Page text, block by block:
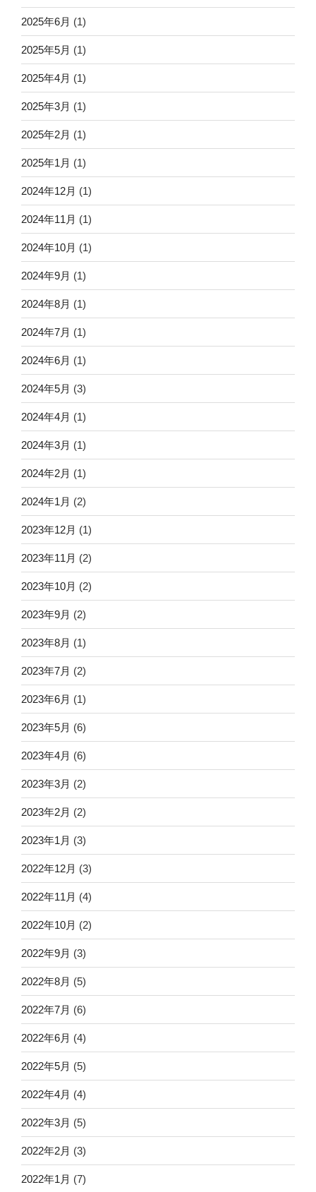
2025年6月 (1)
2025年5月 (1)
2025年4月 (1)
2025年3月 (1)
2025年2月 (1)
2025年1月 (1)
2024年12月 (1)
2024年11月 (1)
2024年10月 (1)
2024年9月 (1)
2024年8月 (1)
2024年7月 (1)
2024年6月 (1)
2024年5月 (3)
2024年4月 (1)
2024年3月 (1)
2024年2月 (1)
2024年1月 (2)
2023年12月 (1)
2023年11月 (2)
2023年10月 (2)
2023年9月 (2)
2023年8月 (1)
2023年7月 (2)
2023年6月 (1)
2023年5月 (6)
2023年4月 (6)
2023年3月 (2)
2023年2月 (2)
2023年1月 (3)
2022年12月 (3)
2022年11月 (4)
2022年10月 (2)
2022年9月 (3)
2022年8月 (5)
2022年7月 (6)
2022年6月 (4)
2022年5月 (5)
2022年4月 (4)
2022年3月 (5)
2022年2月 (3)
2022年1月 (7)